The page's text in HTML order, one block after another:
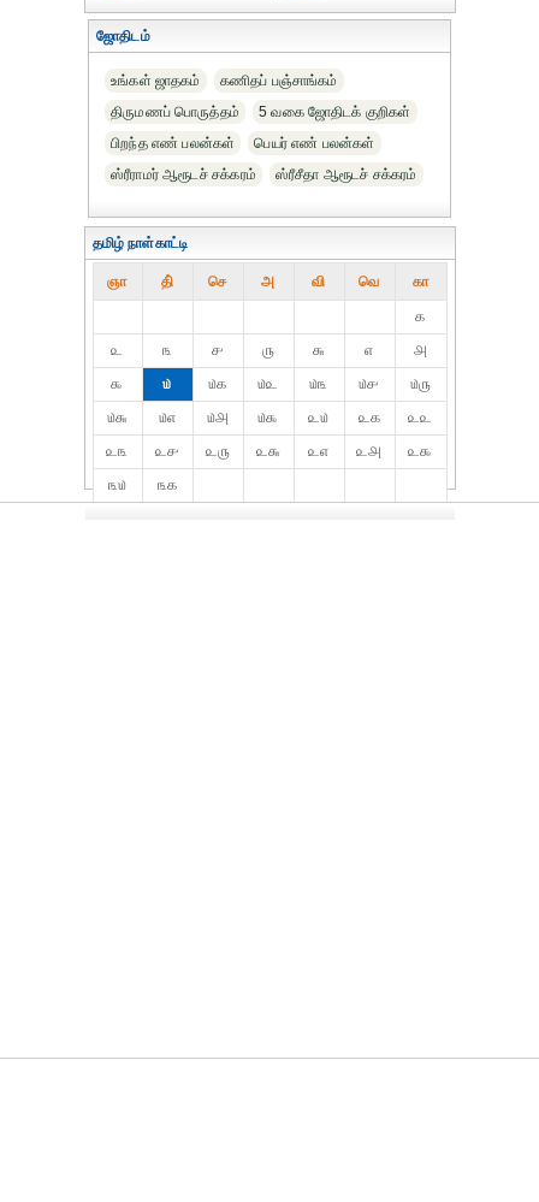
ஜோதிடம்
உங்கள் ஜாதகம்
கணிதப் பஞ்சாங்கம்
திருமணப் பொருத்தம்
5 வகை ஜோதிடக் குறிகள்
பிறந்த எண் பலன்கள்
பெயர் எண் பலன்கள்
ஸ்ரீராமர் ஆரூடச் சக்கரம்
ஸ்ரீசீதா ஆரூடச் சக்கரம்
தமிழ் நாள்காட்டி
ஞா தி் செ அ வி வெ கா
௧
௨
௩ ௪ ௫ ௬ ௭
௮
௯
௰ ௰௧ ௰௨ ௰௩ ௰௪
௰௫
௰௬
௰௭ ௰௮ ௰௯ ௨௰ ௨௧
௨௨
௨௩
௨௪ ௨௫ ௨௬ ௨௭ ௨௮
௨௯
௩௰
௩௧